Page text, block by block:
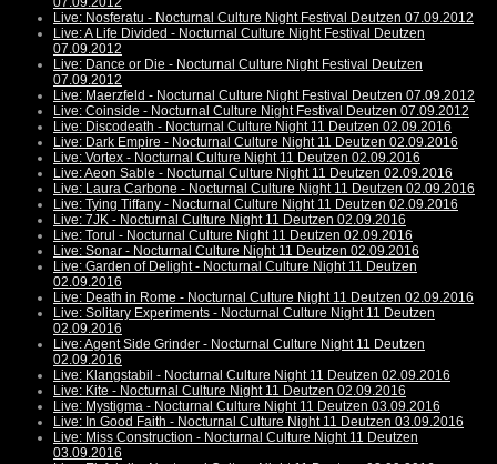
Live: Nosferatu - Nocturnal Culture Night Festival Deutzen 07.09.2012
Live: A Life Divided - Nocturnal Culture Night Festival Deutzen
07.09.2012
Live: Dance or Die - Nocturnal Culture Night Festival Deutzen
07.09.2012
Live: Maerzfeld - Nocturnal Culture Night Festival Deutzen 07.09.2012
Live: Coinside - Nocturnal Culture Night Festival Deutzen 07.09.2012
Live: Discodeath - Nocturnal Culture Night 11 Deutzen 02.09.2016
Live: Dark Empire - Nocturnal Culture Night 11 Deutzen 02.09.2016
Live: Vortex - Nocturnal Culture Night 11 Deutzen 02.09.2016
Live: Aeon Sable - Nocturnal Culture Night 11 Deutzen 02.09.2016
Live: Laura Carbone - Nocturnal Culture Night 11 Deutzen 02.09.2016
Live: Tying Tiffany - Nocturnal Culture Night 11 Deutzen 02.09.2016
Live: 7JK - Nocturnal Culture Night 11 Deutzen 02.09.2016
Live: Torul - Nocturnal Culture Night 11 Deutzen 02.09.2016
Live: Sonar - Nocturnal Culture Night 11 Deutzen 02.09.2016
Live: Garden of Delight - Nocturnal Culture Night 11 Deutzen
02.09.2016
Live: Death in Rome - Nocturnal Culture Night 11 Deutzen 02.09.2016
Live: Solitary Experiments - Nocturnal Culture Night 11 Deutzen
02.09.2016
Live: Agent Side Grinder - Nocturnal Culture Night 11 Deutzen
02.09.2016
Live: Klangstabil - Nocturnal Culture Night 11 Deutzen 02.09.2016
Live: Kite - Nocturnal Culture Night 11 Deutzen 02.09.2016
Live: Mystigma - Nocturnal Culture Night 11 Deutzen 03.09.2016
Live: In Good Faith - Nocturnal Culture Night 11 Deutzen 03.09.2016
Live: Miss Construction - Nocturnal Culture Night 11 Deutzen
03.09.2016